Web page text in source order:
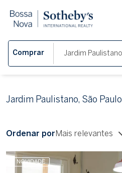
Comprar
Jardim Paulistano, São Paulo
Ordenar por Mais relevantes
NOVIDADE